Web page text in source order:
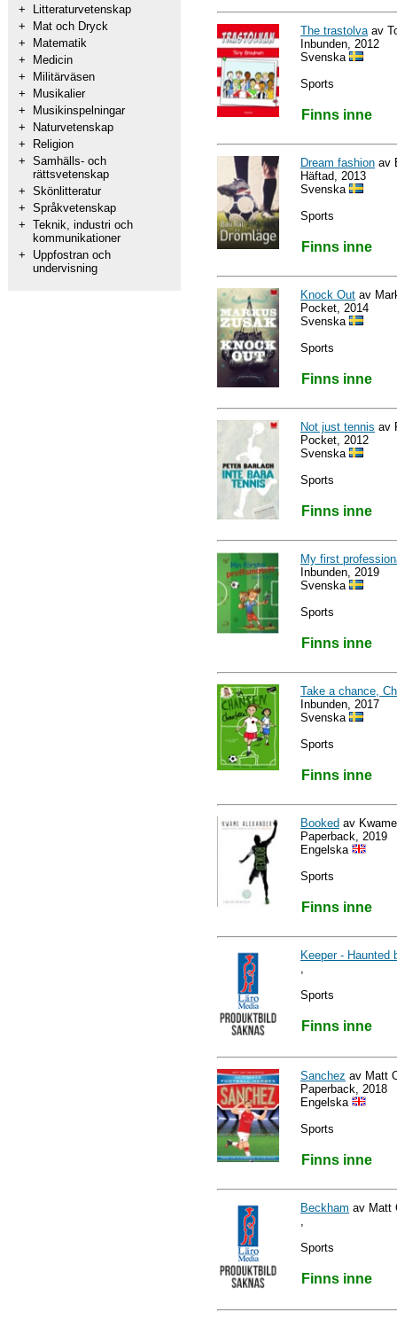
+
Litteraturvetenskap
+
Mat och Dryck
+
Matematik
+
Medicin
+
Militärväsen
+
Musikalier
+
Musikinspelningar
+
Naturvetenskap
+
Religion
+ Samhälls- och
rättsvetenskap
+ Skönlitteratur
+ Språkvetenskap
+ Teknik, industri och
kommunikationer
+
Uppfostran och
undervisning
The trastolva av
Inbunden, 2012
Svenska
Sports
Finns inne
Dream fashion av
Häftad, 2013
Svenska
Sports
Finns inne
Knock Out av
Pocket, 2014
Svenska
Sports
Finns inne
Not just tennis av
Pocket, 2012
Svenska
Sports
Finns inne
My first
Inbunden, 2019
Svenska
Sports
Finns inne
Take a chance,
Inbunden, 2017
Svenska
Sports
Finns inne
Booked av
Paperback, 2019
Engelska
Sports
Finns inne
Keeper - Haunted
Sports
Finns inne
Sanchez av Matt
Paperback, 2018
Engelska
Sports
Finns inne
Beckham av Matt
Sports
Finns inne